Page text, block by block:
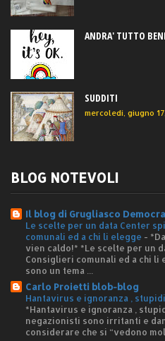
ANDRA' TUTTO
SUDDITI
mercoledì, giugno
BLOG NOTEVOLI
Il blog di Grugliasco
Le scelte per un data Center
comunali ed a chi li elegge -
vien caldo!* *Le scelte per un
Consiglieri comunali ed a chi li
sono un tema ...
Carlo Proietti blob-blog
Hantavirus e ignoranza ,
*Hantavirus e ignoranza ,
negazionisti sono irritanti e
considerare che si “vedono